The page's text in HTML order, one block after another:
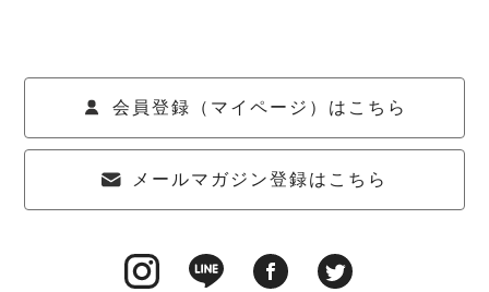
会員登録（マイページ）はこちら
メールマガジン登録はこちら